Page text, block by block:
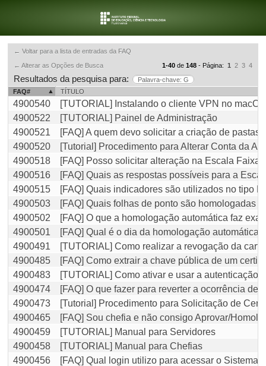
← Voltar para a lista de entradas da FAQ
← Alterar as Opções de Busca
1-40 de 148 - Página: 1 2 3 4
Resultados da pesquisa para:
Palavra-chave: G
FAQ#
TÍTULO
4900540
[TUTORIAL] Instalando o cliente VPN no macOS
4900522
[TUTORIAL] Painel de Administração
4900521
[FAQ] A quem devo solicitar a criação de pastas
4900520
[Tutorial] Procedimento para Alterar Conta da
4900518
[FAQ] Posso solicitar alteração na Escala
4900516
[FAQ] Quais as respostas possíveis para a
4900515
[FAQ] Quais indicadores são utilizados no tipo
4900503
[FAQ] Quais folhas de ponto são homologadas
4900502
[FAQ] O que a homologação automática faz
4900501
[FAQ] Qual é o dia da homologação automática?
4900491
[TUTORIAL] Como realizar a revogação da
4900485
[FAQ] Como extrair a chave pública de um
4900483
[TUTORIAL] Como ativar e usar a autenticação
4900474
[FAQ] O que fazer para reverter a ocorrência de
4900473
[Tutorial] Procedimento para Solicitação de
4900465
[FAQ] Sou chefia e não consigo Aprovar/
4900459
[TUTORIAL] Manual para Servidores
4900458
[TUTORIAL] Manual para Chefias
4900456
[FAQ] Qual login utilizo para acessar o Sistema